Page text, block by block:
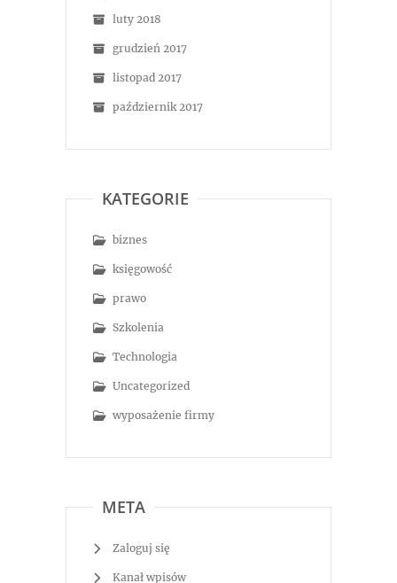
luty 2018
grudzień 2017
listopad 2017
październik 2017
KATEGORIE
biznes
księgowość
prawo
Szkolenia
Technologia
Uncategorized
wyposażenie firmy
META
Zaloguj się
Kanał wpisów